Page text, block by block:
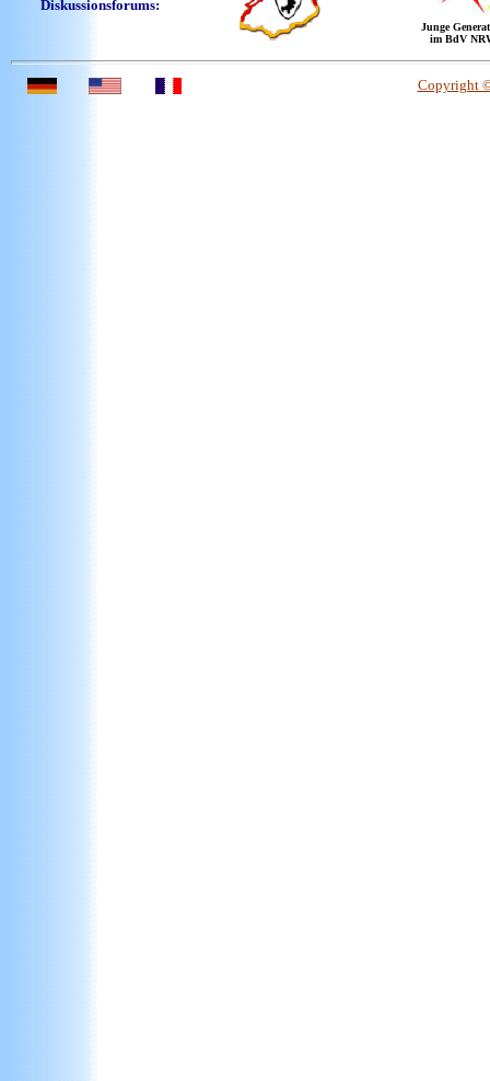
Diskussionsforums:
Junge
im BdV
Copyright